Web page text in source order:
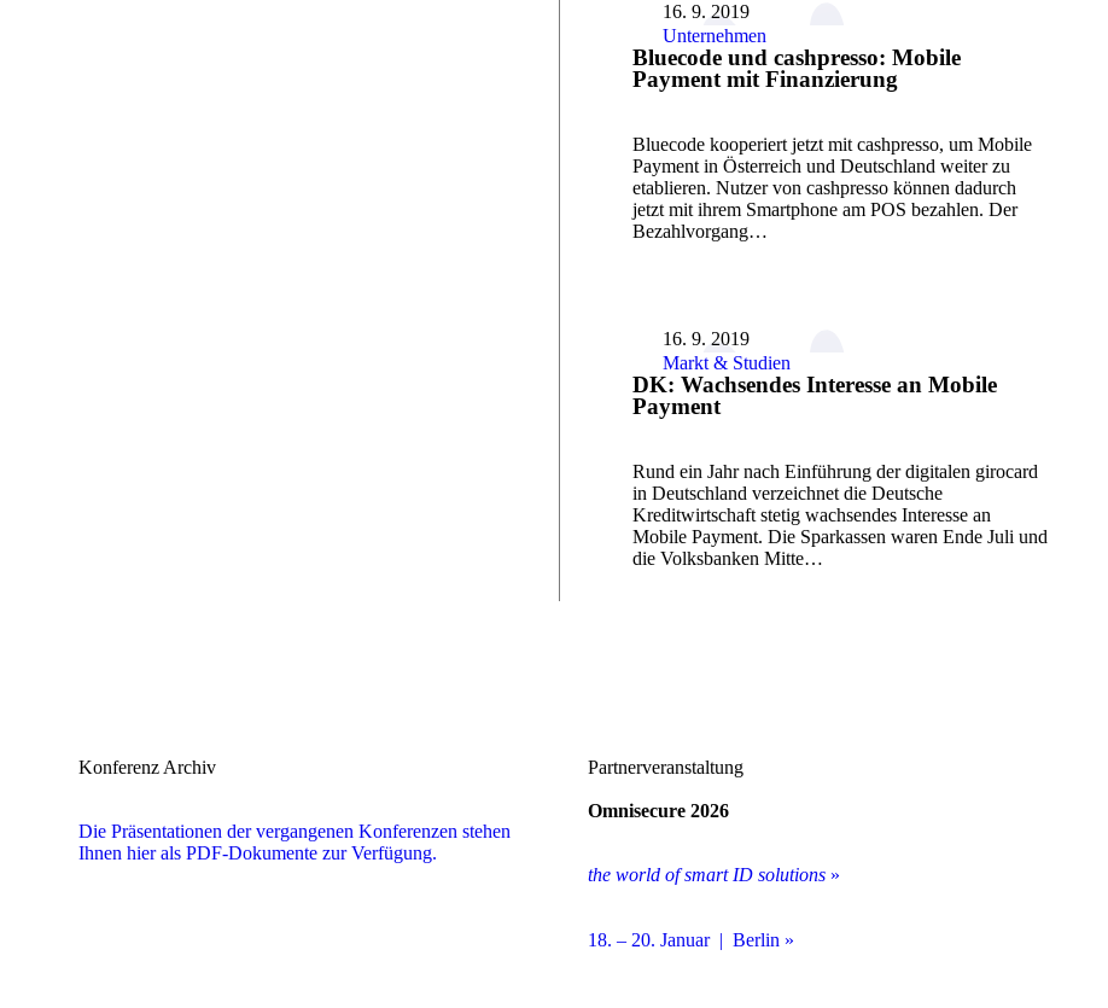
16. 9. 2019
Unternehmen
Bluecode und cashpresso: Mobile
Payment mit Finanzierung
Bluecode kooperiert jetzt mit cashpresso, um Mobile
Payment in Österreich und Deutschland weiter zu
etablieren. Nutzer von cashpresso können dadurch
jetzt mit ihrem Smartphone am POS bezahlen. Der
Bezahlvorgang…
16. 9. 2019
Markt & Studien
DK: Wachsendes Interesse an Mobile
Payment
Rund ein Jahr nach Einführung der digitalen girocard
in Deutschland verzeichnet die Deutsche
Kreditwirtschaft stetig wachsendes Interesse an
Mobile Payment. Die Sparkassen waren Ende Juli und
die Volksbanken Mitte…
Konferenz Archiv
Die Präsentationen der vergangenen Konferenzen stehen
Ihnen hier als PDF-Dokumente zur Verfügung.
Partnerveranstaltung
Omnisecure 2026
the world of smart ID solutions »
18. – 20. Januar | Berlin »